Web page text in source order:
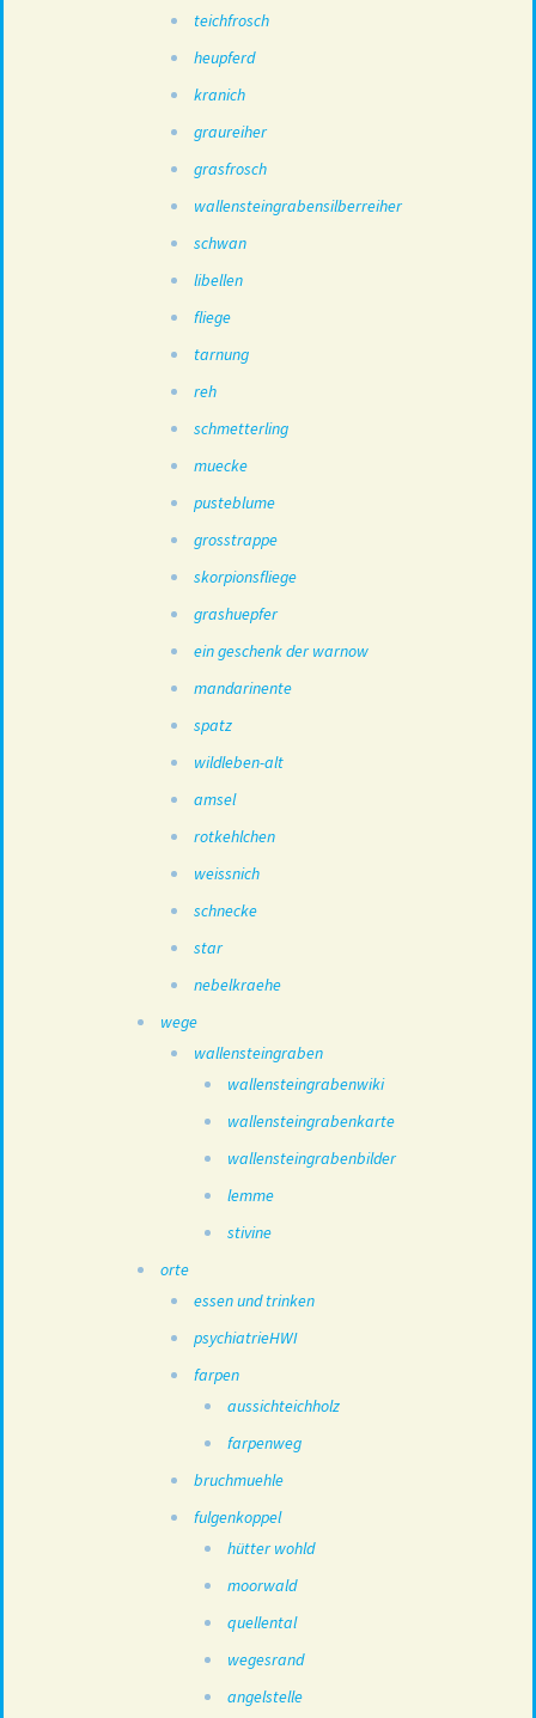
teichfrosch
heupferd
kranich
graureiher
grasfrosch
wallensteingrabensilberreiher
schwan
libellen
fliege
tarnung
reh
schmetterling
muecke
pusteblume
grosstrappe
skorpionsfliege
grashuepfer
ein geschenk der warnow
mandarinente
spatz
wildleben-alt
amsel
rotkehlchen
weissnich
schnecke
star
nebelkraehe
wege
wallensteingraben
wallensteingrabenwiki
wallensteingrabenkarte
wallensteingrabenbilder
lemme
stivine
orte
essen und trinken
psychiatrieHWI
farpen
aussichteichholz
farpenweg
bruchmuehle
fulgenkoppel
hütter wohld
moorwald
quellental
wegesrand
angelstelle